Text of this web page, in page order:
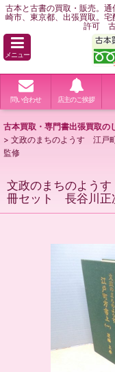
古本と古書の買取・販売。
崎市、東京都、出張買取。
許可 古
メニュー
問い合わせ 店主のご挨拶
古本買取・専門書出張買取の
> 文政のまちのようす 江戸
監修
文政のまちのよう
冊セット 長谷川正